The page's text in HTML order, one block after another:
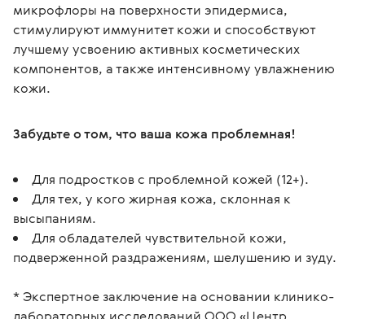
микрофлоры на поверхности эпидермиса,
стимулируют иммунитет кожи и способствуют
лучшему усвоению активных косметических
компонентов, а также интенсивному увлажнению
кожи.
Забудьте о том, что ваша кожа проблемная!
Для подростков с проблемной кожей (12+).
Для тех, у кого жирная кожа, склонная к
высыпаниям.
Для обладателей чувствительной кожи,
подверженной раздражениям, шелушению и зуду.
* Экспертное заключение на основании клинико-